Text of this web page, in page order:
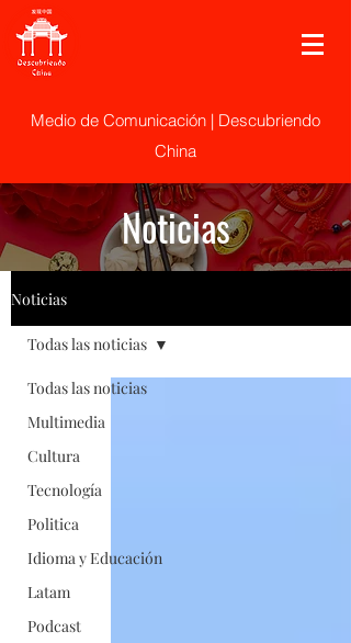
Medio de Comunicación | Descubriendo
China
Noticias
Noticias
Todas las noticias
Multimedia
Cultura
Tecnología
Politica
Idioma y Educación
Latam
Podcast
Todas las noticias